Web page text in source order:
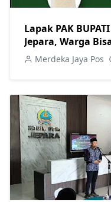
Lapak PAK
Jepara, Warga
Goreng dengan
Merdeka Jaya Pos